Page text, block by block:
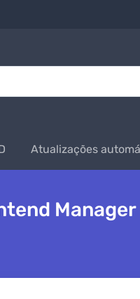
Atualizações
Manager